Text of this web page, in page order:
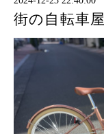
街の自転車屋